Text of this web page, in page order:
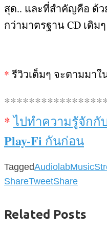
สุด.. และที่สำคัญคือ ด้
กว่ามาตรฐานCD เดิม
* รีวิวเต็มๆ จะตามมา
* ไปทำความรูัจัก
Play-Fi กันก่อน
TaggedAudiolab
ShareTweetShare
Related Posts